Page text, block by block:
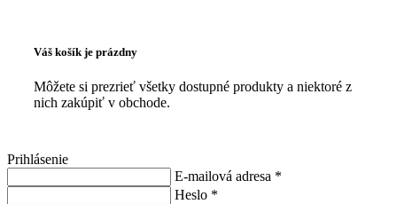
Váš košík je prázdny
Môžete si prezrieť všetky dostupné produkty a niektoré z
nich zakúpiť v obchode.
Prihlásenie
E-mailová adresa *
Heslo *